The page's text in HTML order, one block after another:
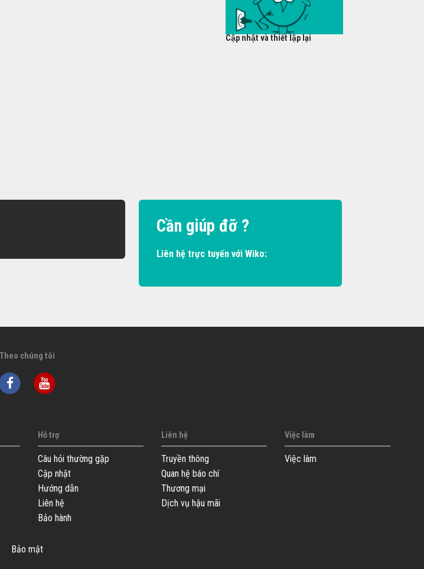
Cập nhật và thiết lập lại
Cần giúp đỡ ?
Liên hệ trực tuyến với Wiko:
Theo chúng tôi
Hỗ trợ
Câu hỏi thường gặp
Cập nhật
Hướng dẫn
Liên hệ
Bảo hành
Liên hệ
Truyền thông
Quan hệ báo chí
Thương mại
Dịch vụ hậu mãi
Việc làm
Việc làm
Bảo mật